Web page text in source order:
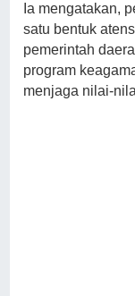
Ia mengatakan,
satu bentuk
pemerintah
program
menjaga nilai-